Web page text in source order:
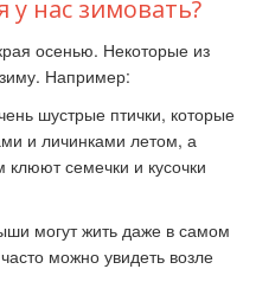
у нас зимовать?
осенью. Некоторые из
Например:
шустрые птички, которые
и личинками летом, а
клюют семечки и кусочки
могут жить даже в самом
можно увидеть возле